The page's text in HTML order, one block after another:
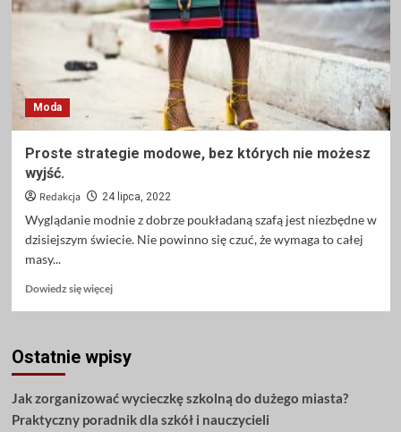
Moda
Proste strategie modowe, bez których nie możesz
wyjść.
Redakcja 24 lipca, 2022
Wyglądanie modnie z dobrze poukładaną szafą jest niezbędne w
dzisiejszym świecie. Nie powinno się czuć, że wymaga to całej
masy...
Dowiedz się więcejDowiedz
Proste
strategie
bez
których
Ostatnie wpisy
Jak zorganizować wycieczkę szkolną do dużego miasta?
Praktyczny poradnik dla szkół i nauczycieli